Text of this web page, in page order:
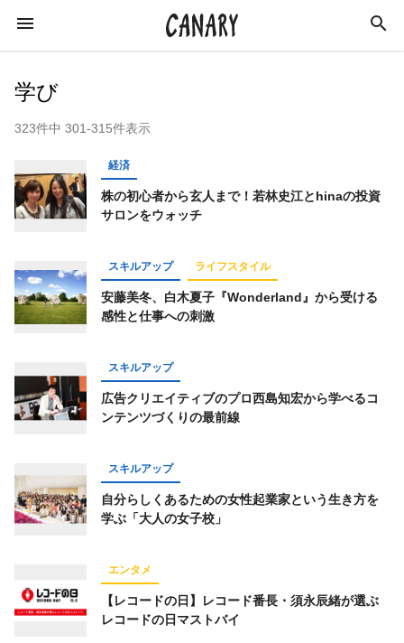
キーワード
スキルアップ ビジネス 健康
インタビュー 美容
イベントレポート
仕事術 スポーツ トレーニング
お金
コミュニティ オンラインサロン
キーワード一覧
学び
323件中 301-315件表示
経済
株の初心者から玄人まで！若林史江とhinaの投資
サロンをウォッチ
スキルアップ ライフスタイル
安藤美冬、白木夏子『Wonderland』から受ける
感性と仕事への刺激
スキルアップ
広告クリエイティブのプロ西島知宏から学べるコ
ンテンツづくりの最前線
スキルアップ
自分らしくあるための女性起業家という生き方を
学ぶ「大人の女子校」
エンタメ
【レコードの日】レコード番長・須永辰緒が選ぶ
レコードの日マストバイ